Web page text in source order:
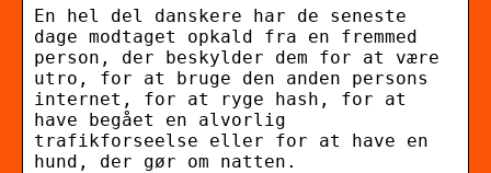
En hel del danskere har de seneste
dage modtaget opkald fra en fremmed
person, der beskylder dem for at være
utro, for at bruge den anden persons
internet, for at ryge hash, for at
have begået en alvorlig
trafikforseelse eller for at have en
hund, der gør om natten.